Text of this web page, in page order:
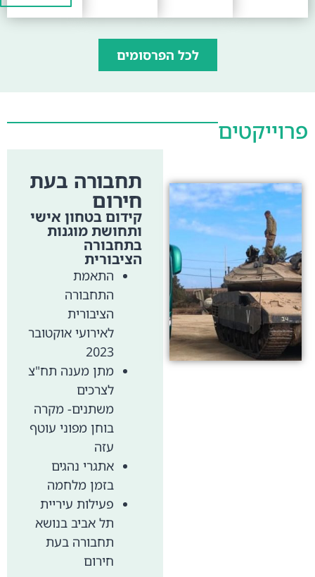
לכל הפרסומים
פרוייקטים
תחבורה בעת
חירום
קידום בטחון אישי
ותחושת מוגנות
בתחבורה
הציבורית
התאמת
התחבורה
הציבורית
לאירועי אוקטובר
2023
מתן מענה תח"צ
לצרכים
משתנים- מקרה
בוחן מפוני עוטף
עזה
אתגרי נהגים
בזמן מלחמה
פעילות עיריית
תל אביב בנושא
תחבורה בעת
חירום